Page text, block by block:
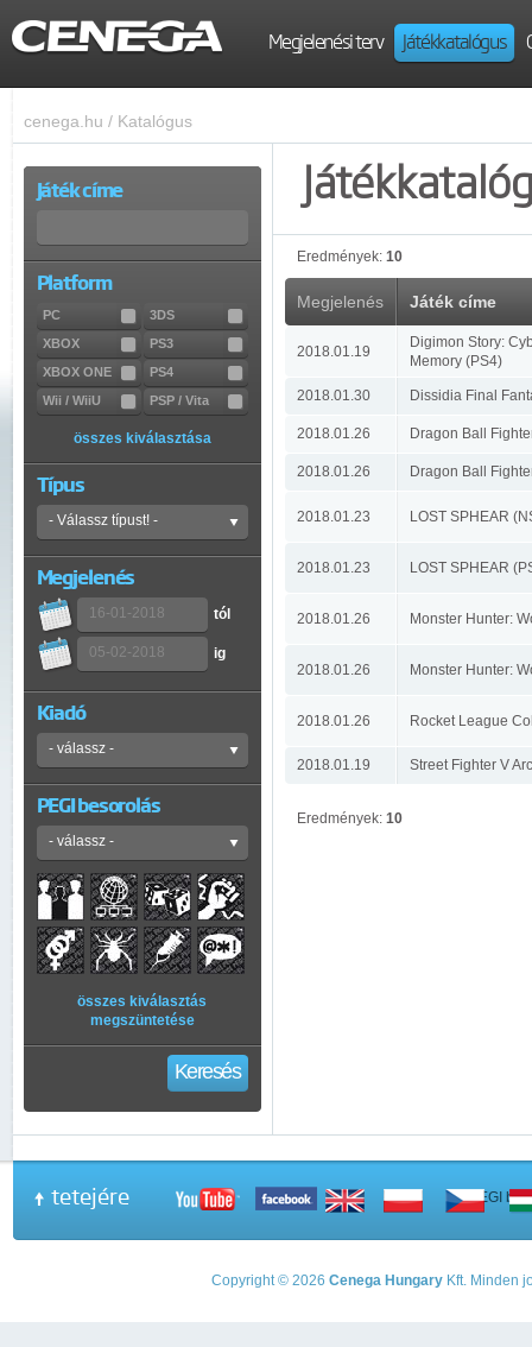
Megjelenési terv Játékkatalógus
cenega.hu / Katalógus
Játék címe
Platform
PC
3DS
XBOX
PS3
XBOX ONE
PS4
Wii / WiiU
PSP / Vita
összes kiválasztása
Típus
Megjelenés
tól
ig
Kiadó
PEGI besorolás
összes kiválasztás
megszüntetése
Keresés
Eredmények: 10
Megjelenés Játék címe
2018.01.19
Digimon Story:
Memory (PS4)
2018.01.30 Dissidia Final
2018.01.26 Dragon Ball
2018.01.26 Dragon Ball
2018.01.23 LOST SPHEAR
2018.01.23 LOST SPHEAR
2018.01.26 Monster Hunter:
2018.01.26 Monster Hunter:
2018.01.26 Rocket League
2018.01.19 Street Fighter V
Eredmények: 10
tetejére A PEGI
Copyright © 2026 Cenega Hungary Kft. Minden